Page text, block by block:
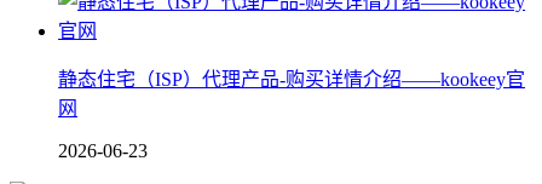
静态住宅（ISP）代理产品-购买详情介绍——kookeey官
网
2026-06-23